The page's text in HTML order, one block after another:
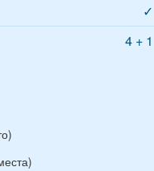
✓
4 + 1